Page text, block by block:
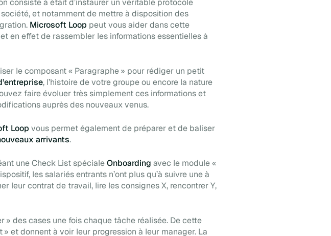
consiste à était d’instaurer un véritable protocole
et notamment de mettre à disposition des
. Microsoft Loop peut vous aider dans cette
en effet de rassembler les informations essentielles à
le composant « Paragraphe » pour rédiger un petit
, l’histoire de votre groupe ou encore la nature
faire évoluer très simplement ces informations et
auprès des nouveaux venus.
Loop vous permet également de préparer et de baliser
arrivants.
uneCheck ListspécialeOnboarding avec le module «
les salariés entrants n’ont plus qu’à suivre une à
leur contrat de travail, lire les consignes X, rencontrer Y,
» des cases une fois chaque tâche réalisée. De cette
» et donnent à voir leur progression à leur manager. La